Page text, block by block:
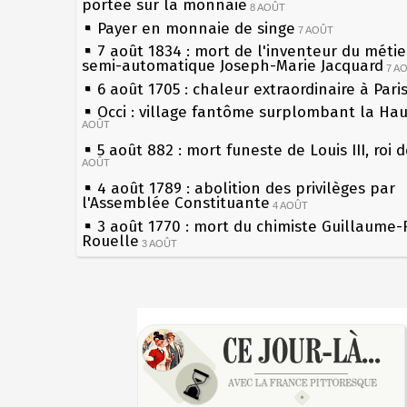
portée sur la monnaie 8 AOÛT
Payer en monnaie de singe 7 AOÛT
7 août 1834 : mort de l'inventeur du
semi-automatique Joseph-Marie Jacquard 7
6 août 1705 : chaleur extraordinaire à Paris
Occi : village fantôme surplombant la
AOÛT
5 août 882 : mort funeste de Louis III, roi
AOÛT
4 août 1789 : abolition des privilèges par
l'Assemblée Constituante 4 AOÛT
3 août 1770 : mort du chimiste Guillaume-
Rouelle 3 AOÛT
Musée Jean de La Fontaine : réouverture
1er août 1589 : Henri III est poignardé à
par Jacques Clément, moine jacobin 1ER AOÛT
31 juillet 1899 : décret instaurant les
boîtes aux lettres en fonte de Léon
les siècles
27 mai 1610 : supplice de François
du roi Henri IV
Pierre qui roule n'amasse pas mousse
Qui aime bien châtie bien